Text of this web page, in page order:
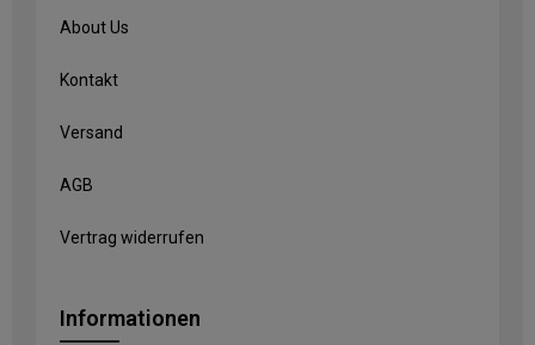
About Us
Kontakt
Versand
AGB
Vertrag widerrufen
Informationen